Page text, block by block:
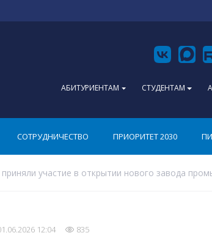
АБИТУРИЕНТАМ СТУДЕНТАМ
СОТРУДНИЧЕСТВО ПРИОРИТЕТ 2030
участие в открытии нового завода
12:04 835